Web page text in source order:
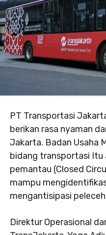
PT Transportasi
berikan rasa nyaman
Jakarta. Badan Usaha
bidang transportasi Itu
pemantau (Closed
mampu
mengantisipasi
Direktur Operasional